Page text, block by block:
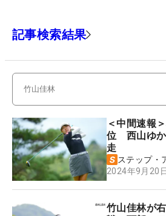
記事検索結果
＜中間速報
位 西山ゆか
走
ステップ・
2024年9月20
竹山佳林が